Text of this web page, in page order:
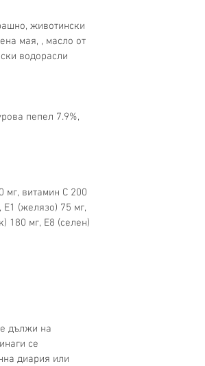
животински
мая, , масло от
водорасли
пепел 7.9%,
мг, витамин С 200
E1 (желязо) 75 мг,
180 мг, E8 (селен)
дължи на
се
диария или